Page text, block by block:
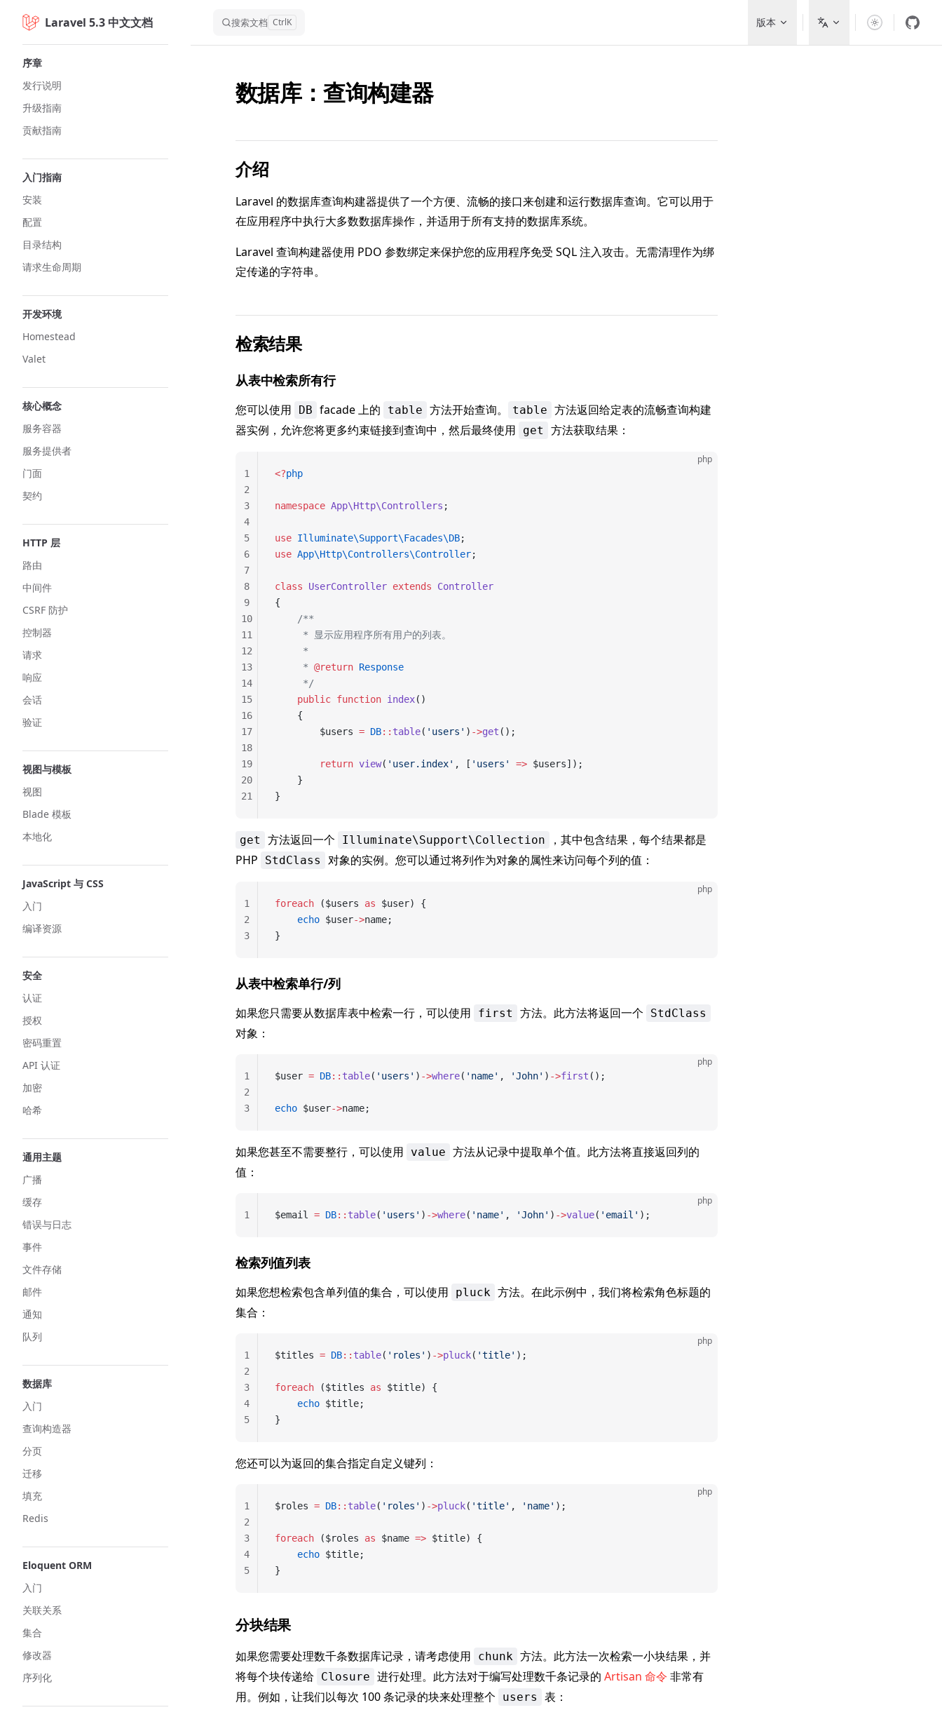
Skip to content
Laravel 5.3 中文文档 搜索文档 CtrlK 版本
序章
发行说明
升级指南
贡献指南
入门指南
安装
配置
目录结构
请求生命周期
开发环境
Homestead
Valet
核心概念
服务容器
服务提供者
门面
契约
HTTP 层
路由
中间件
CSRF 防护
控制器
请求
响应
会话
验证
视图与模板
视图
Blade 模板
本地化
JavaScript 与 CSS
入门
编译资源
安全
认证
授权
密码重置
API 认证
加密
哈希
通用主题
广播
缓存
错误与日志
事件
文件存储
邮件
通知
队列
数据库
入门
查询构造器
分页
迁移
填充
Redis
Eloquent ORM
入门
关联关系
集合
修改器
序列化
数据库：查询构建器
介绍
Laravel 的数据库查询构建器提供了一个方便、流畅的接口来创建和运行数据库查询。它可以用于
在应用程序中执行大多数数据库操作，并适用于所有支持的数据库系统。
Laravel 查询构建器使用 PDO 参数绑定来保护您的应用程序免受 SQL 注入攻击。无需清理作为绑
定传递的字符串。
检索结果
从表中检索所有行
您可以使用 DB facade 上的 table 方法开始查询。 table 方法返回给定表的流畅查询构建
器实例，允许您将更多约束链接到查询中，然后最终使用
get 方法获取结果：
php
<?php
namespace App\Http\Controllers ;
use Illuminate\Support\Facades\DB;
use App\Http\Controllers\Controller;
class UserController extends Controller
{
    /**
     * 显示应用程序所有用户的列表。
     *
     *
@return Response
     */
    public
function index()
    {
        $users
= DB:: table( 'users' ) ->get ();
        return
view( 'user.index' , [ 'users' => $users]);
    }
}
1
2
3
4
5
6
7
8
9
10
11
12
13
14
15
16
17
18
19
20
21
get 方法返回一个 Illuminate\Support\Collection
，其中包含结果，每个结果都是
PHP
StdClass 对象的实例。您可以通过将列作为对象的属性来访问每个列的值：
php
foreach ($users as $user) {
    echo
$user->name;
}
1
2
3
从表中检索单行/列
如果您只需要从数据库表中检索一行，可以使用 first 方法。此方法将返回一个 StdClass
对象：
php
$user = DB:: table( 'users' ) ->where( 'name' , 'John' ) ->first ();
echo $user->name;
1
2
3
如果您甚至不需要整行，可以使用 value 方法从记录中提取单个值。此方法将直接返回列的
值：
php
$email = DB:: table( 'users' ) ->where( 'name' , 'John' ) ->value( 'email' );
1
检索列值列表
如果您想检索包含单列值的集合，可以使用 pluck 方法。在此示例中，我们将检索角色标题的
集合：
php
$titles = DB:: table( 'roles' ) ->pluck( 'title' );
foreach ($titles as $title) {
    echo
$title;
}
1
2
3
4
5
您还可以为返回的集合指定自定义键列：
php
$roles = DB:: table( 'roles' ) ->pluck( 'title' , 'name' );
foreach ($roles as $name => $title) {
    echo
$title;
}
1
2
3
4
5
分块结果
如果您需要处理数千条数据库记录，请考虑使用 chunk 方法。此方法一次检索一小块结果，并
将每个块传递给 Closure 进行处理。此方法对于编写处理数千条记录的 Artisan 命令 非常有
用。例如，让我们以每次 100 条记录的块来处理整个
users 表：